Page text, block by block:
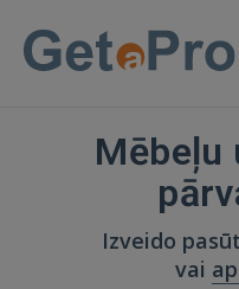
Mēbeļu
Izveido
vai